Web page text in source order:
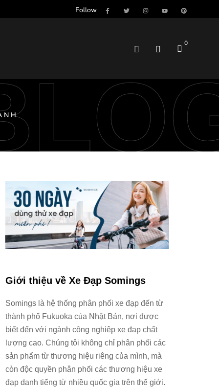
Follow
0
Giới thiệu về Xe Đạp Somings
Somings là hệ thống phân phối xe đạp đến từ
thành phố Fukuoka của Nhật Bản, nơi được
biết đến với ngành công nghiệp xe đạp chất
lượng cao. Chúng tôi không chỉ phân phối các
sản phẩm từ thương hiệu riêng của mình, mà
còn độc quyền phân phối các thương hiệu xe
đạp danh tiếng từ nhiều quốc gia trên thế giới.